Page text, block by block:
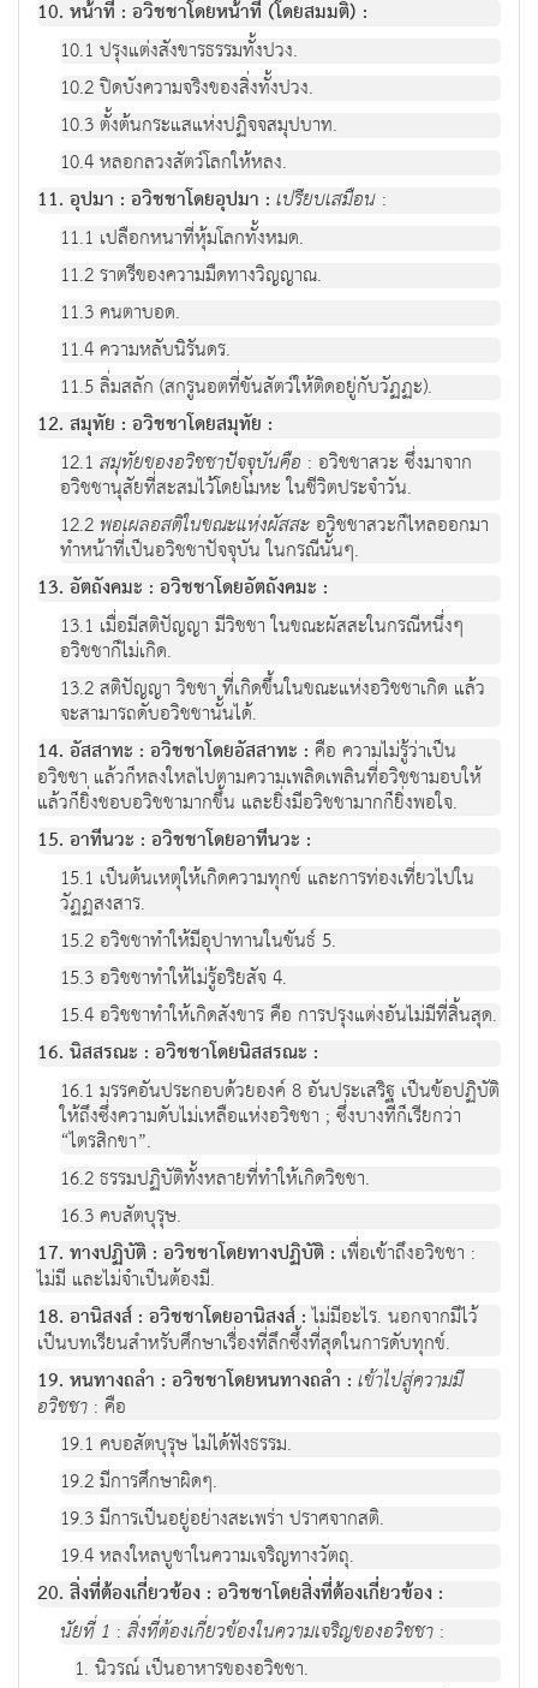
10. หน้าที่ : อวิชชาโดยหน้าที่ (โดยสมมติ) :
10.1 ปรุงแต่งสังขารธรรมทั้งปวง.
10.2 ปิดบังความจริงของสิ่งทั้งปวง.
10.3 ตั้งต้นกระแสแห่งปฏิจจสมุปบาท.
10.4 หลอกลวงสัตว์โลกให้หลง.
11. อุปมา : อวิชชาโดยอุปมา : เปรียบเสมือน :
11.1 เปลือกหนาที่หุ้มโลกทั้งหมด.
11.2 ราตรีของความมืดทางวิญญาณ.
11.3 คนตาบอด.
11.4 ความหลับนิรันดร.
11.5 ลิ่มสลัก (สกรูนอตที่ขันสัตว์ให้ติดอยู่กับวัฏฏะ).
12. สมุทัย : อวิชชาโดยสมุทัย :
12.1สมุทัยของอวิชชาปัจจุบันคือ : อวิชชาสวะ ซึ่งมาจาก
อวิชชานุสัยที่สะสมไว้โดยโมหะ ในชีวิตประจำวัน.
12.2 พอเผลอสติในขณะแห่งผัสสะอวิชชาสวะก็ไหลออกมา
ทำหน้าที่เป็นอวิชชาปัจจุบัน ในกรณีนั้นๆ.
13. อัตถังคมะ : อวิชชาโดยอัตถังคมะ :
13.1 เมื่อมีสติปัญญา มีวิชชา ในขณะผัสสะในกรณีหนึ่งๆ
อวิชชาก็ไม่เกิด.
13.2 สติปัญญา วิชชา ที่เกิดขึ้นในขณะแห่งอวิชชาเกิด แล้ว
จะสามารถดับอวิชชานั้นได้.
14. อัสสาทะ : อวิชชาโดยอัสสาทะ : คือ ความไม่รู้ว่าเป็น
อวิชชา แล้วก็หลงใหลไปตามความเพลิดเพลินที่อวิชชามอบให้
แล้วก็ยิ่งชอบอวิชชามากขึ้น และยิ่งมีอวิชชามากก็ยิ่งพอใจ.
15. อาทีนวะ : อวิชชาโดยอาทีนวะ :
15.1 เป็นต้นเหตุให้เกิดความทุกข์ และการท่องเที่ยวไปใน
วัฏฏสงสาร.
15.2 อวิชชาทำให้มีอุปาทานในขันธ์ 5.
15.3 อวิชชาทำให้ไม่รู้อริยสัจ 4.
15.4 อวิชชาทำให้เกิดสังขาร คือ การปรุงแต่งอันไม่มีที่สิ้นสุด.
16. นิสสรณะ : อวิชชาโดยนิสสรณะ :
16.1 มรรคอันประกอบด้วยองค์ 8 อันประเสริฐ เป็นข้อปฏิบัติ
ให้ถึงซึ่งความดับไม่เหลือแห่งอวิชชา ; ซึ่งบางทีก็เรียกว่า
“ไตรสิกขา”.
16.2 ธรรมปฏิบัติทั้งหลายที่ทำให้เกิดวิชชา.
16.3 คบสัตบุรุษ.
17. ทางปฏิบัติ : อวิชชาโดยทางปฏิบัติ : เพื่อเข้าถึงอวิชชา :
ไม่มี และไม่จำเป็นต้องมี.
18. อานิสงส์ : อวิชชาโดยอานิสงส์ :ไม่มีอะไร. นอกจากมีไว้
เป็นบทเรียนสำหรับศึกษาเรื่องที่ลึกซึ้งที่สุดในการดับทุกข์.
19. หนทางถลำ : อวิชชาโดยหนทางถลำ : เข้าไปสู่ความมี
อวิชชา : คือ
19.1 คบอสัตบุรุษ ไม่ได้ฟังธรรม.
19.2 มีการศึกษาผิดๆ.
19.3 มีการเป็นอยู่อย่างสะเพร่า ปราศจากสติ.
19.4 หลงใหลบูชาในความเจริญทางวัตถุ.
20. สิ่งที่ต้องเกี่ยวข้อง : อวิชชาโดยสิ่งที่ต้องเกี่ยวข้อง :
นัยที่ 1 :สิ่งที่ต้องเกี่ยวข้องในความเจริญของอวิชชา :
1. นิวรณ์ เป็นอาหารของอวิชชา.